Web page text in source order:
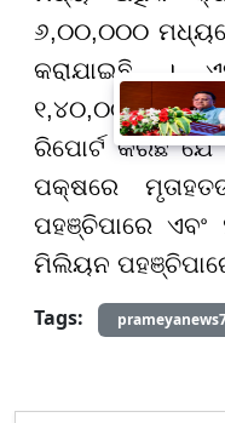
୬,୦୦,୦୦୦
କରାଯାଇଛି ।
୧,୪୦,୦୦୦ ସୈନିକ
ରିପୋର୍ଟ କରିଛି
ପକ୍ଷରେ
ପହଞ୍ଚିପାରେ
ମିଲିୟନ
Tags: